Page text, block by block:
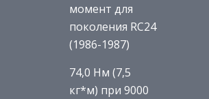
момент для
поколения RC24
(1986-1987)
74,0 Нм (7,5
кг*м) при 9000